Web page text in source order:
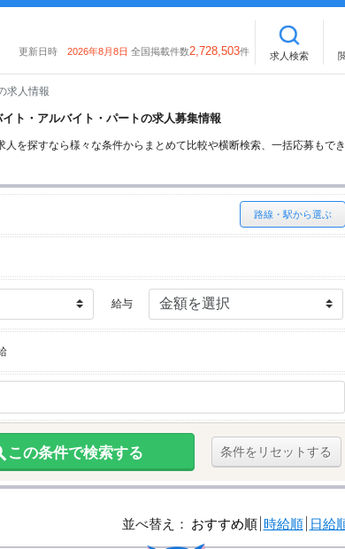
更新日時 2026年8月8日 全国掲載件数2,728,503件 求人検索
求人情報
ト・アルバイト・パートの求人募集情報
を探すなら様々な条件からまとめて比較や横断検索、一括応募もで
路線・駅から選ぶ
給与
この条件で検索する 条件をリセットする
並べ替え： おすすめ順 時給順 日給